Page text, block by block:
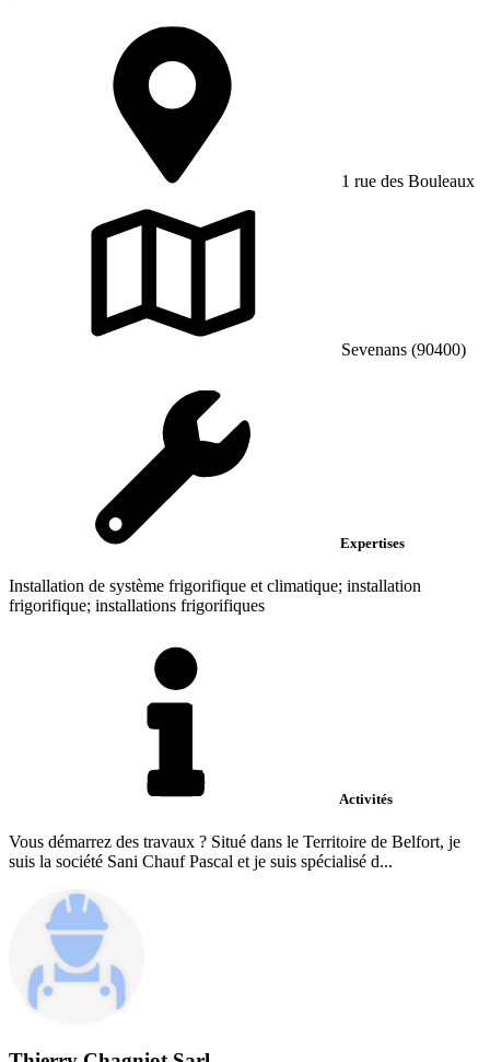
1 rue des Bouleaux
Sevenans (90400)
Expertises
Installation de système frigorifique et climatique; installation
frigorifique; installations frigorifiques
Activités
Vous démarrez des travaux ? Situé dans le Territoire de Belfort, je
suis la société Sani Chauf Pascal et je suis spécialisé d...